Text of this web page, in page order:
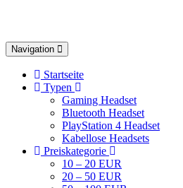
Toggle
navigation
Navigation
Startseite
Typen
Gaming Headset
Bluetooth Headset
PlayStation 4 Headset
Kabellose Headsets
Preiskategorie
10 – 20 EUR
20 – 50 EUR